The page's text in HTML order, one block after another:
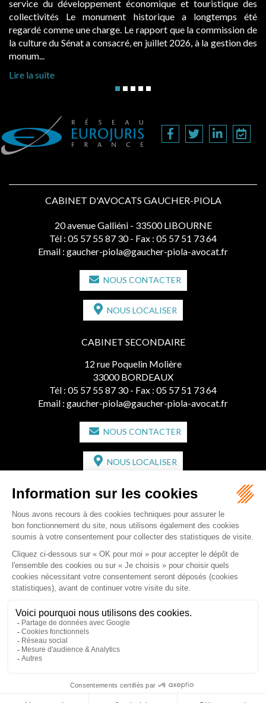
et touristique des
historique a longtemps été
rapport que la commission de
en juillet 2026, à la gestion des
également un beau sujet
public, elles donnent lieu au
d’occupation. Saisies par des
CABINET D'AVOCATS GAUCHER-PIOLA
20 avenue Galliéni - 33500 LIBOURNE
Tél : 05 57 55 87 30 - Fax : 05 57 51 73 64
Email : gaucher-piola@gaucher-piola-avocat.fr
NOUS CONTACTER
NOUS LOCALISER
CABINET SECONDAIRE
12 rue Poquelin Molière
33000 BORDEAUX
Tél : 05 57 55 87 30 - Fax : 05 57 51 73 64
Email : gaucher-piola@gaucher-piola-avocat.fr
NOUS CONTACTER
NOUS LOCALISER
CABINET SECONDAIRE
2 bis Avenue de l'Europe
33350 ST MAGNE-DE-CASTILLON
Tél :05 57 55 87 30 - Fax : 05 57 51 73 64
Email :gaucher-piola@gaucher-piola-avocat.fr
NOUS CONTACTER
NOUS LOCALISER
Honoraires Plan du site Mentions légales